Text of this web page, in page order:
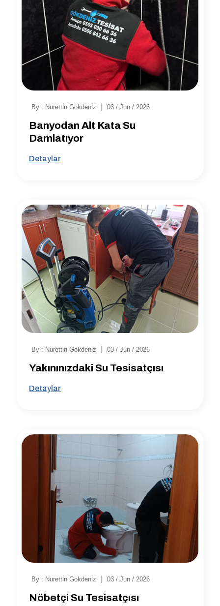
By : Nurettin Gokdeniz 03 / Jun / 2026
Banyodan Alt Kata Su
Damlatıyor
Detaylar
By : Nurettin Gokdeniz 03 / Jun / 2026
Yakınınızdaki Su Tesisatçısı
Detaylar
By : Nurettin Gokdeniz 03 / Jun / 2026
Nöbetçi Su Tesisatçısı